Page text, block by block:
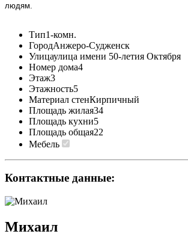
людям.
Тип1-комн.
ГородАнжеро-Судженск
Улицаулица имени 50-летия Октября
Номер дома4
Этаж3
Этажность5
Материал стенКирпичный
Площадь жилая34
Площадь кухни5
Площадь общая22
Мебель
Контактные данные:
Михаил